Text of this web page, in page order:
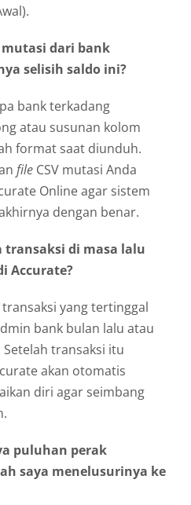
mutasi dari bank
selisih saldo ini?
bank terkadang
atau susunan kolom
format saat diunduh.
file CSV mutasi Anda
Online agar sistem
dengan benar.
transaksi di masa lalu
Accurate?
yang tertinggal
bank bulan lalu atau
transaksi itu
akan otomatis
diri agar seimbang
puluhan perak
saya menelusurinya ke